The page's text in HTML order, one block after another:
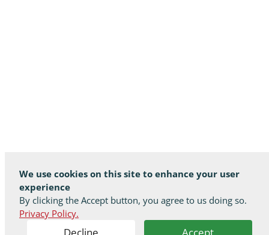
We use cookies on this site to enhance your user
experience
By clicking the Accept button, you agree to us doing so.
Privacy Policy.
Decline Accept